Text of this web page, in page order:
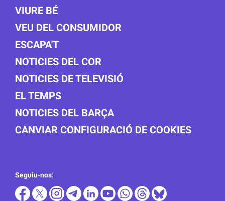
VIURE BÉ
VEU DEL CONSUMIDOR
ESCAPA'T
NOTICIES DEL COR
NOTICIES DE TELEVISIÓ
EL TEMPS
NOTICIES DEL BARÇA
CANVIAR CONFIGURACIÓ DE COOKIES
Seguiu-nos: